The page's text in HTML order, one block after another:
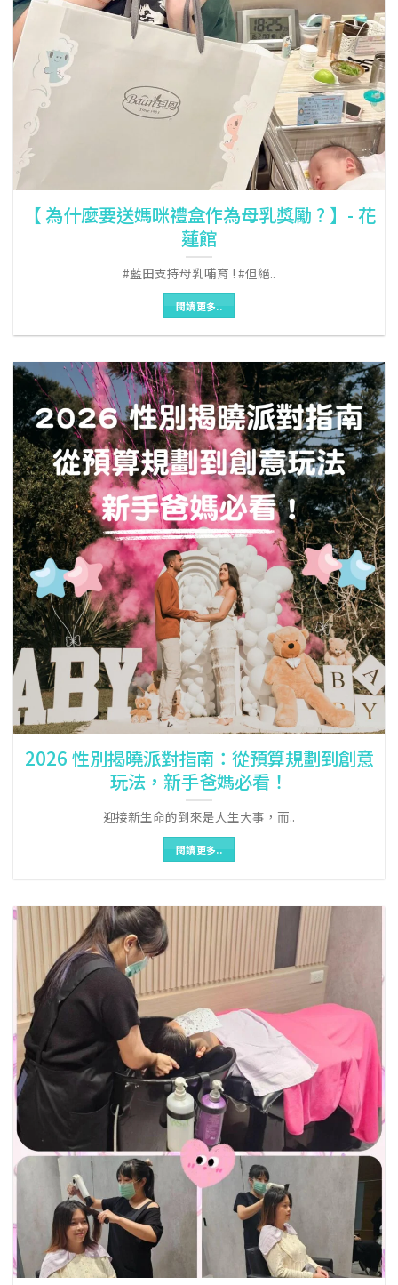
【 為什麼要送媽咪禮盒作為母乳獎勵 ? 】- 花
蓮館
#藍田支持母乳哺育 ! #但絕..
閱讀更多..
2026 性別揭曉派對指南：從預算規劃到創意
玩法，新手爸媽必看！
迎接新生命的到來是人生大事，而..
閱讀更多..